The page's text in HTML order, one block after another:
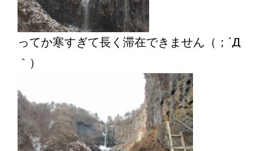
ってか寒すぎて長く滞在できません（；´Д
｀）